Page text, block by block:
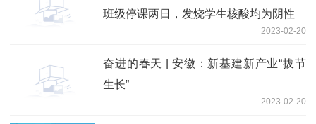
班级停课两日，发烧学生核酸均为阴性
2023-02-20
奋进的春天 | 安徽：新基建新产业“拔节
生长”
2023-02-20